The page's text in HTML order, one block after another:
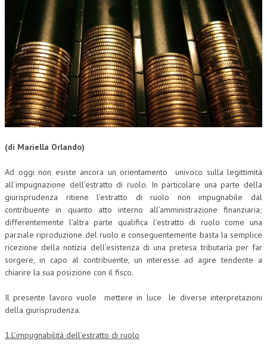
(di Mariella Orlando)
Ad oggi non esiste ancora un orientamento univoco sulla legittimità
all’impugnazione dell’estratto di ruolo. In particolare una parte della
giurisprudenza ritiene l’estratto di ruolo non impugnabile dal
contribuente in quanto atto interno all’amministrazione finanziaria;
differentemente l’altra parte qualifica l’estratto di ruolo come una
parziale riproduzione del ruolo e conseguentemente basta la semplice
ricezione della notizia dell’esistenza di una pretesa tributaria per far
sorgere, in capo al contribuente, un interesse ad agire tendente a
chiarire la sua posizione con il fisco.
Il presente lavoro vuole mettere in luce le diverse interpretazioni
della giurisprudenza.
1.L’impugnabilità dell’estratto di ruolo